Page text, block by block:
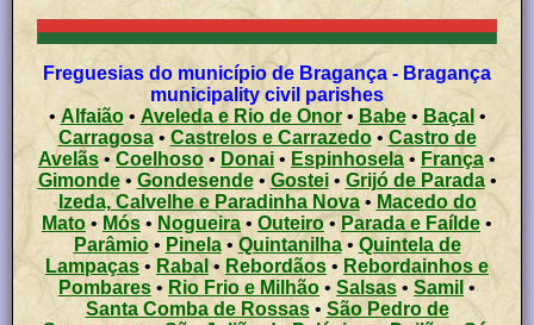
Freguesias do município de Bragança - Bragança
municipality civil parishes
•Alfaião• Aveleda e Rio de Onor• Babe• Baçal •
Carragosa• Castrelos e Carrazedo• Castro de
Avelãs •Coelhoso • Donai • Espinhosela • França•
Gimonde• Gondesende• Gostei• Grijó de Parada•
Izeda, Calvelhe e Paradinha Nova• Macedo do
Mato• Mós• Nogueira • Outeiro• Parada e Faílde •
Parâmio• Pinela• Quintanilha• Quintela de
Lampaças• Rabal • Rebordãos • Rebordainhos e
Pombares • Rio Frio e Milhão • Salsas • Samil •
Santa Comba de Rossas• São Pedro de